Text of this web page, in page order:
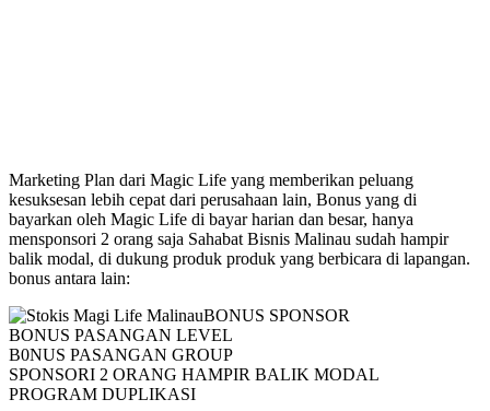
Marketing Plan dari Magic Life yang memberikan peluang
kesuksesan lebih cepat dari perusahaan lain, Bonus yang di
bayarkan oleh Magic Life di bayar harian dan besar, hanya
mensponsori 2 orang saja Sahabat Bisnis Malinau sudah hampir
balik modal, di dukung produk produk yang berbicara di lapangan.
bonus antara lain:
BONUS SPONSOR
BONUS PASANGAN LEVEL
B0NUS PASANGAN GROUP
SPONSORI 2 ORANG HAMPIR BALIK MODAL
PROGRAM DUPLIKASI